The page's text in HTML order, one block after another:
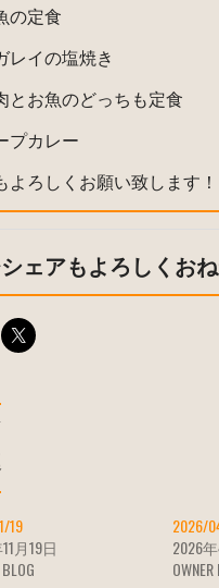
の定食
レイの塩焼き
お魚のどっちも定食
プカレー
よろしくお願い致します！
ェアもよろしくお
19
月19日
2026/
2026